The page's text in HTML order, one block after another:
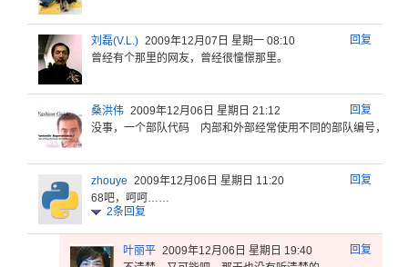
回复
刘磊(V.L.) 2009年12月07日 星期一 08:10
曾经有个那里的网友，曾经很憧憬那里。
回复
桑洪伟 2009年12月06日 星期日 21:12
没事，一个部队代码 内部和外部经常使用不 同的部队编号，！
回复
zhouye 2009年12月06日 星期日 11:20
68吧，呵呵……
2条回复
回复
叶丽平 2009年12月06日 星期日 19:40